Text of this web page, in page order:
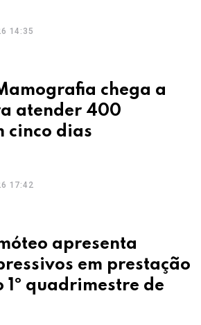
14:35
chega a
atender 400
cinco dias
17:42
apresenta
em prestação
1º quadrimestre de